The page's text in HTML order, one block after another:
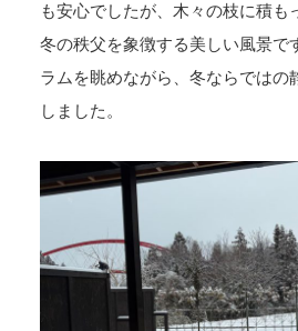
も安心でしたが、木々の枝に積も
冬の秩父を象徴する美しい風景で
ラムを眺めながら、冬ならではの
しました。